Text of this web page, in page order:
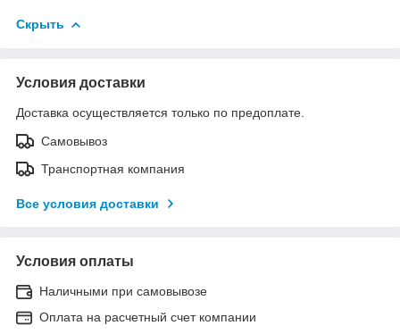
Скрыть
Условия доставки
Доставка осуществляется только по предоплате.
Самовывоз
Транспортная компания
Все условия доставки
Условия оплаты
Наличными при самовывозе
Оплата на расчетный счет компании